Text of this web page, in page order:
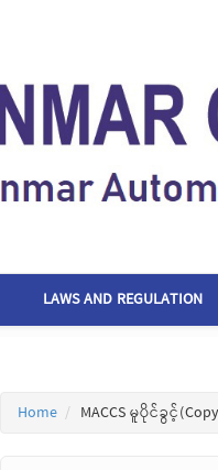
LAWS AND REGULATION
Home MACCS မူပိုင်ခွင့်